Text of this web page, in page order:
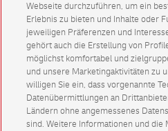
Webseite durchzuführen, um ein
Erlebnis zu bieten und Inhalte oder
jeweiligen Präferenzen und
gehört auch die Erstellung von
möglichst komfortabel und
und unsere Marketingaktivitäten zu
willigen Sie ein, dass vorgenannte
Datenübermittlungen an
Ländern ohne angemessenes
sind. Weitere Informationen und die